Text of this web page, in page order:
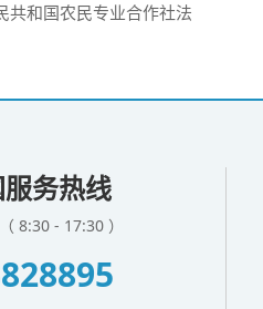
共和国农民专业合作社法
务热线
8:30 - 17:30 ）